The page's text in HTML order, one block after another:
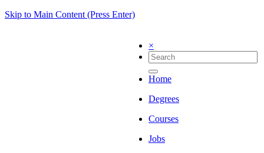
Skip to Main Content (Press Enter)
×
Home
Degrees
Courses
Jobs